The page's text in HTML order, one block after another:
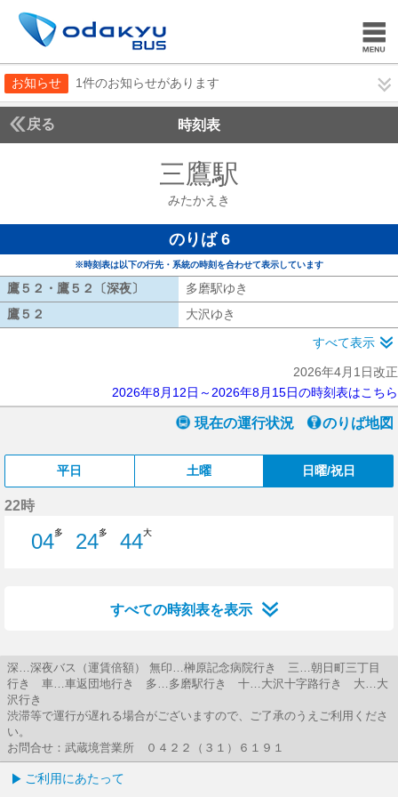
お知らせ 1件のお知らせがあります
戻る 時刻表
三鷹駅
みたかえき
のりば 6
※時刻表は以下の行先・系統の時刻を合わせて表示しています
鷹５２・鷹５２〔深夜〕 鷹５２・鷹５２〔深夜〕
多磨駅ゆき
鷹５２
大沢ゆき
すべて表示
2026年4月1日改正
2026年8月12日～2026年8月15日の時刻表はこちら
現在の運行状況 のりば地図
平日 土曜 日曜/祝日
22時
04多
24多
44大
すべての時刻表を表示
深…深夜バス（運賃倍額） 無印…榊原記念病院行き 三…朝日町三丁目
行き 車…車返団地行き 多…多磨駅行き 十…大沢十字路行き 大…大
沢行き
渋滞等で運行が遅れる場合がございますので、ご了承のうえご利用くださ
い。
お問合せ：武蔵境営業所 ０４２２（３１）６１９１
ご利用にあたって